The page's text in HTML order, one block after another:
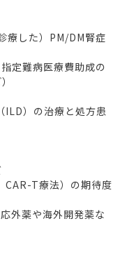
療した）PM/DM腎症
定難病医療費助成の
）の治療と処方患
T療法）の期待度
外薬や海外開発薬な